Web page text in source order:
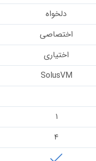
دلخواه
اختصاصی
اختیاری
SolusVM